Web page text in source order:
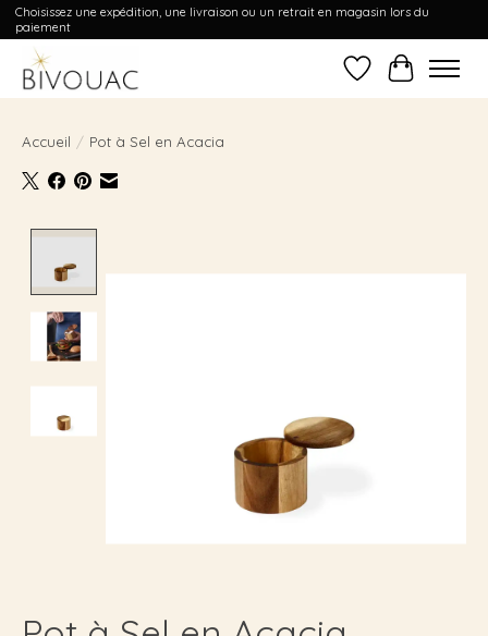
Choisissez une expédition, une livraison ou un retrait en magasin lors du
paiement
Liste dePanier
Accueil / Pot à Sel en Acacia